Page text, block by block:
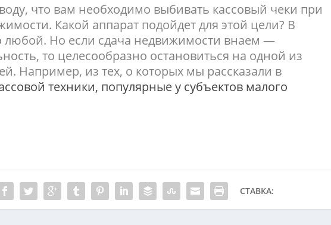
что вам необходимо выбивать кассовый чеки при
Какой аппарат подойдет для этой цели? В
любой. Но если сдача недвижимости внаем —
то целесообразно остановиться на одной из
Например, из тех, о которых мы рассказали в
техники, популярные у субъектов малого
СТАВКА: